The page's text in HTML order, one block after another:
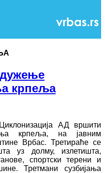
крпеља
АД вршити
крпеља, на јавним
Врбас. Третираће се
уз долму, излетишта,
спортски терени и
Третмани сузбијања